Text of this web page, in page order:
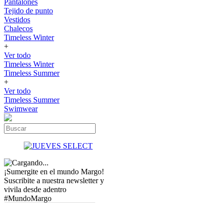
Pantalones
Tejido de punto
Vestidos
Chalecos
Timeless Winter
+
Ver todo
Timeless Winter
Timeless Summer
+
Ver todo
Timeless Summer
Swimwear
¡Sumergite en el mundo Margo!
Suscribite a nuestra newsletter y
vivila desde adentro
#MundoMargo